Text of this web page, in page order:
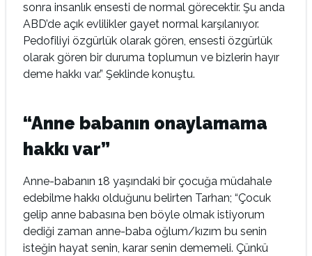
sonra insanlık ensesti de normal görecektir. Şu anda
ABD’de açık evlilikler gayet normal karşılanıyor.
Pedofiliyi özgürlük olarak gören, ensesti özgürlük
olarak gören bir duruma toplumun ve bizlerin hayır
deme hakkı var.” Şeklinde konuştu.
“Anne babanın onaylamama
hakkı var”
Anne-babanın 18 yaşındaki bir çocuğa müdahale
edebilme hakkı olduğunu belirten Tarhan; “Çocuk
gelip anne babasına ben böyle olmak istiyorum
dediği zaman anne-baba oğlum/kızım bu senin
isteğin hayat senin, karar senin dememeli. Çünkü